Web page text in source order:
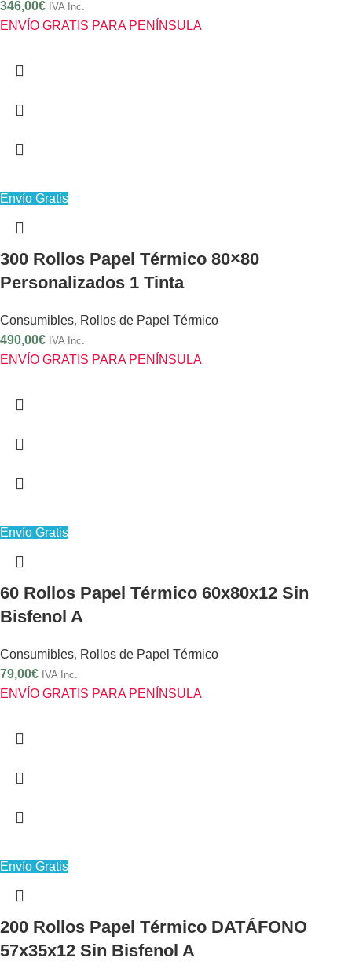
346,00€ IVA Inc.
ENVÍO GRATIS PARA PENÍNSULA
Envío Gratis
300 Rollos Papel Térmico 80×80
Personalizados 1 Tinta
Consumibles, Rollos de Papel Térmico
490,00€ IVA Inc.
ENVÍO GRATIS PARA PENÍNSULA
Envío Gratis
60 Rollos Papel Térmico 60x80x12 Sin
Bisfenol A
Consumibles, Rollos de Papel Térmico
79,00€ IVA Inc.
ENVÍO GRATIS PARA PENÍNSULA
Envío Gratis
200 Rollos Papel Térmico DATÁFONO
57x35x12 Sin Bisfenol A